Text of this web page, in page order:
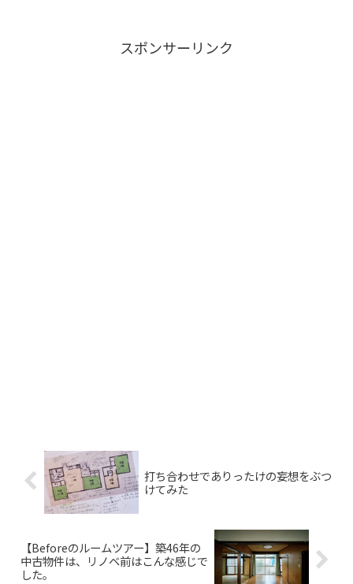
と、妻。なにやらネットかなにか
し疲れるしなので、オフィスにつ
いたらナイキのサンダル「ベナ
スポンサーリンク
打ち合わせでありったけの妄想をぶつ
けてみた
【Beforeのルームツアー】築46年の
中古物件は、リノベ前はこんな感じで
した。